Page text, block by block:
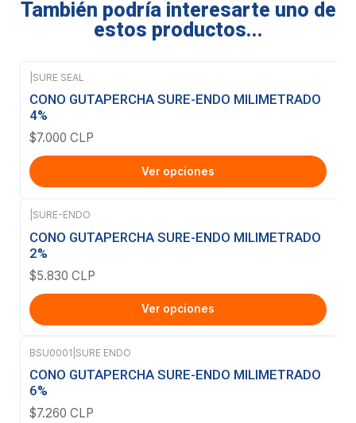
También podría interesarte uno de
estos productos...
SURE SEAL
CONO GUTAPERCHA SURE-ENDO MILIMETRADO
4%
$7.000 CLP
Ver opciones
SURE-ENDO
CONO GUTAPERCHA SURE-ENDO MILIMETRADO
2%
$5.830 CLP
Ver opciones
BSU0001 SURE ENDO
CONO GUTAPERCHA SURE-ENDO MILIMETRADO
6%
$7.260 CLP